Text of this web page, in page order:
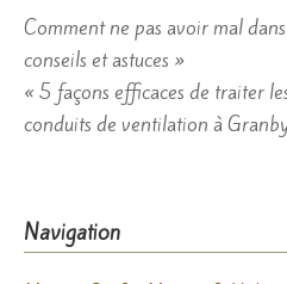
Navigation
de
l’article
Comment ne pas avoir mal
conseils et astuces »
« 5 façons efficaces de traiter
conduits de ventilation à
Navigation